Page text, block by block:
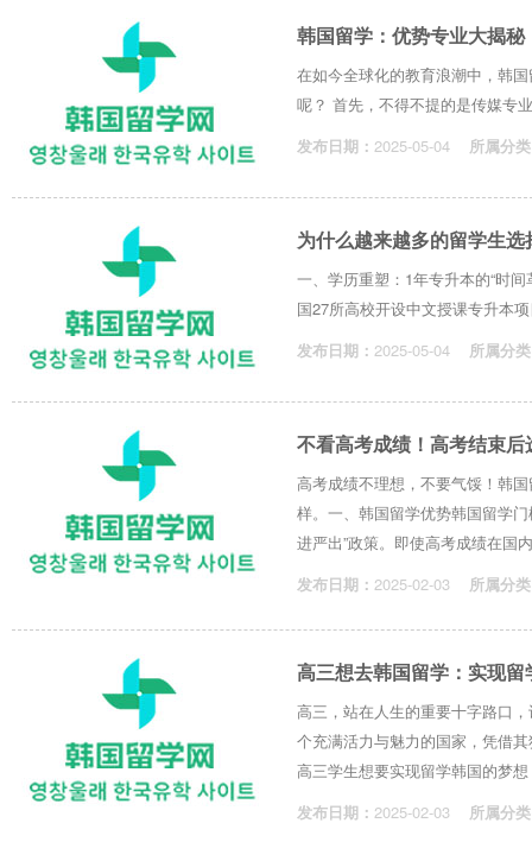
韩国留学：优势专业大揭秘
在如今全球化的教育浪潮中，韩
呢？ 首先，不得不提的是传媒专
发布日期： 2025-05-04 所属分
为什么越来越多的留学生
一、学历重塑：1年专升本的“时
国27所高校开设中文授课专升本
发布日期： 2025-05-04 所属分
不看高考成绩！高考结束
高考成绩不理想，不要气馁！韩
样。一、韩国留学优势韩国留学
进严出”政策。即使高考成绩在国
发布日期： 2025-02-03 所属分
高三想去韩国留学：实现
高三，站在人生的重要十字路口
个充满活力与魅力的国家，凭借
高三学生想要实现留学韩国的梦
发布日期： 2025-02-03 所属分